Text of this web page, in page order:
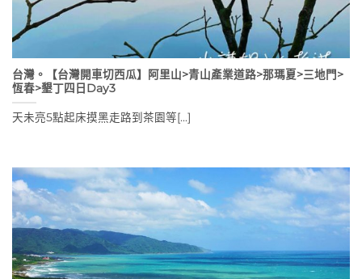
台灣。【台灣開車切西瓜】阿里山>青山產業道路>那瑪夏>三地門>
恆春>墾丁四日Day3
天未亮5點起床摸黑走路到茶園等[...]